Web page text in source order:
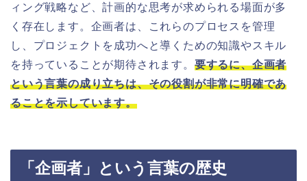
ィング戦略など、計画的な思考が求められる場面が多
く存在します。企画者は、これらのプロセスを管理
し、プロジェクトを成功へと導くための知識やスキル
を持っていることが期待されます。 要するに、企画者
という言葉の成り立ちは、その役割が非常に明確であ
ることを示しています。
「企画者」という言葉の歴史